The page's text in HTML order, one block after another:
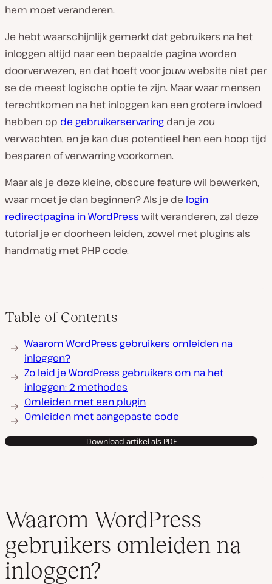
hem moet veranderen.
Je hebt waarschijnlijk gemerkt dat gebruikers na het
inloggen altijd naar een bepaalde pagina worden
doorverwezen, en dat hoeft voor jouw website niet per
se de meest logische optie te zijn. Maar waar mensen
terechtkomen na het inloggen kan een grotere invloed
hebben op de gebruikerservaring dan je zou
verwachten, en je kan dus potentieel hen een hoop tijd
besparen of verwarring voorkomen.
Maar als je deze kleine, obscure feature wil bewerken,
waar moet je dan beginnen? Als je de login
redirectpagina in WordPress wilt veranderen, zal deze
tutorial je er doorheen leiden, zowel met plugins als
handmatig met PHP code.
Table of Contents
Waarom WordPress gebruikers omleiden na
inloggen?
Zo leid je WordPress gebruikers om na het
inloggen: 2 methodes
Omleiden met een plugin
Omleiden met aangepaste code
Download artikel als PDF
Waarom WordPress
gebruikers omleiden na
inloggen?